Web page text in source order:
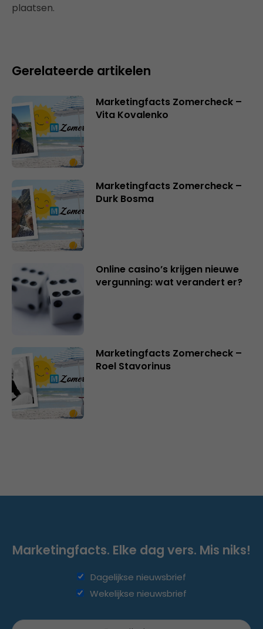
plaatsen.
Gerelateerde artikelen
Marketingfacts Zomercheck –
Vita Kovalenko
Marketingfacts Zomercheck –
Durk Bosma
Online casino’s krijgen nieuwe
vergunning: wat verandert er?
Marketingfacts Zomercheck –
Roel Stavorinus
Marketingfacts. Elke dag vers. Mis niks!
Dagelijkse nieuwsbrief
Wekelijkse nieuwsbrief